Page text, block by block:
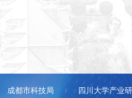
成都市科技局 四川大学产业